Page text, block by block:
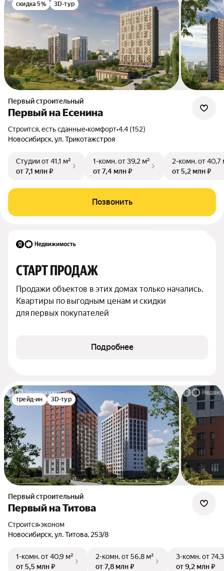
скидка 5% 3D-тур
Первый строительный
Первый на Есенина
Строится, есть сданные•комфорт•4.4 (152)
Новосибирск, ул. Трикотажстроя
Студииот 41,1 м²
от 7,1 млн ₽
1-комн.от 39,2 м²
от 7,4 млн ₽
2-комн.от 40,7
от 5,2 млн ₽
Позвонить
СТАРТ ПРОДАЖ
Продажи объектов в этих домах только начались.
Квартиры по выгодным ценам и скидки
для первых покупателей
Подробнее
трейд-ин 3D-тур
Первый строительный
Первый на Титова
Строится•эконом
Новосибирск, ул. Титова, 253/8
1-комн.от 40,9 м²
от 5,5 млн ₽
2-комн.от 56,8 м²
от 7,8 млн ₽
3-комн.от
от 9,2 млн ₽